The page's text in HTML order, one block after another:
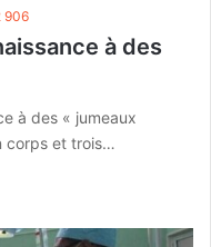
906
à des
à des « jumeaux
corps et trois…